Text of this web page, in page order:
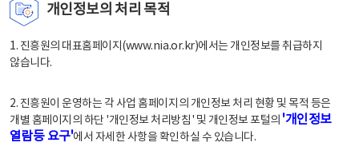
개인정보의 처리 목적
1. 진흥원의 대표홈페이지(www.nia.or.kr)에서는 개인정보를 취급하지
않습니다.
2. 진흥원이 운영하는 각 사업 홈페이지의 개인정보 처리 현황 및 목적 등은
개별 홈페이지의 하단 '개인정보 처리방침' 및 개인정보 포털의 '개인정보
열람등 요구'에서 자세한 사항을 확인하실 수 있습니다.